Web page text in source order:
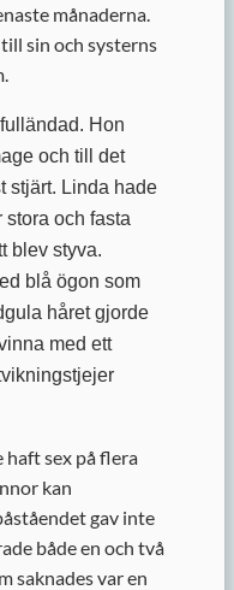
månaderna.
sin och systerns
Hon
och till det
stjärt. Linda hade
stora och fasta
blev styva.
blå ögon som
håret gjorde
med ett
haft sex på flera
kan
gav inte
både en och två
saknades var en